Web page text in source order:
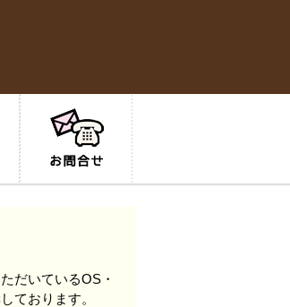
だいているOS・
ております。